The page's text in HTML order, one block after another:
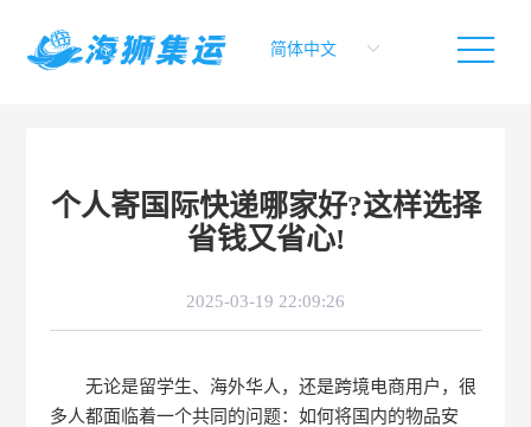
个人寄国际快递哪家好?这样选择
省钱又省心!
2025-03-19 22:09:26
无论是留学生、海外华人，还是跨境电商用户，很
多人都面临着一个共同的问题：如何将国内的物品安